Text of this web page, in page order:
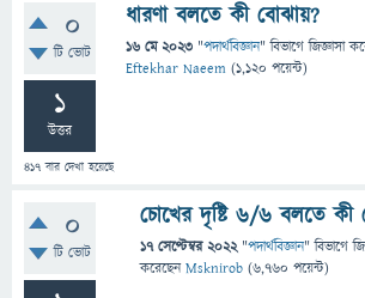
0
টি ভোট
1
উত্তর
417 বার দেখা হয়েছে
ধারণা বলতে কী বোঝায়?
16 মে 2023 "পদার্থবিজ্ঞান" বিভাগে জিজ্ঞাসা
Eftekhar Naeem (1,120 পয়েন্ট)
0
টি ভোট
চোখের দৃষ্টি ৬/৬ বলতে কী
17 সেপ্টেম্বর 2022 "পদার্থবিজ্ঞান" বিভাগে
করেছেনMsknirob (6,760 পয়েন্ট)